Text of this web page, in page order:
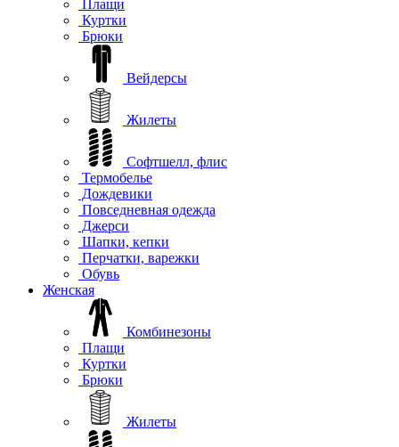
Плащи
Куртки
Брюки
Вейдерсы
Жилеты
Софтшелл, флис
Термобелье
Дождевики
Повседневная одежда
Джерси
Шапки, кепки
Перчатки, варежки
Обувь
Женская
Комбинезоны
Плащи
Куртки
Брюки
Жилеты